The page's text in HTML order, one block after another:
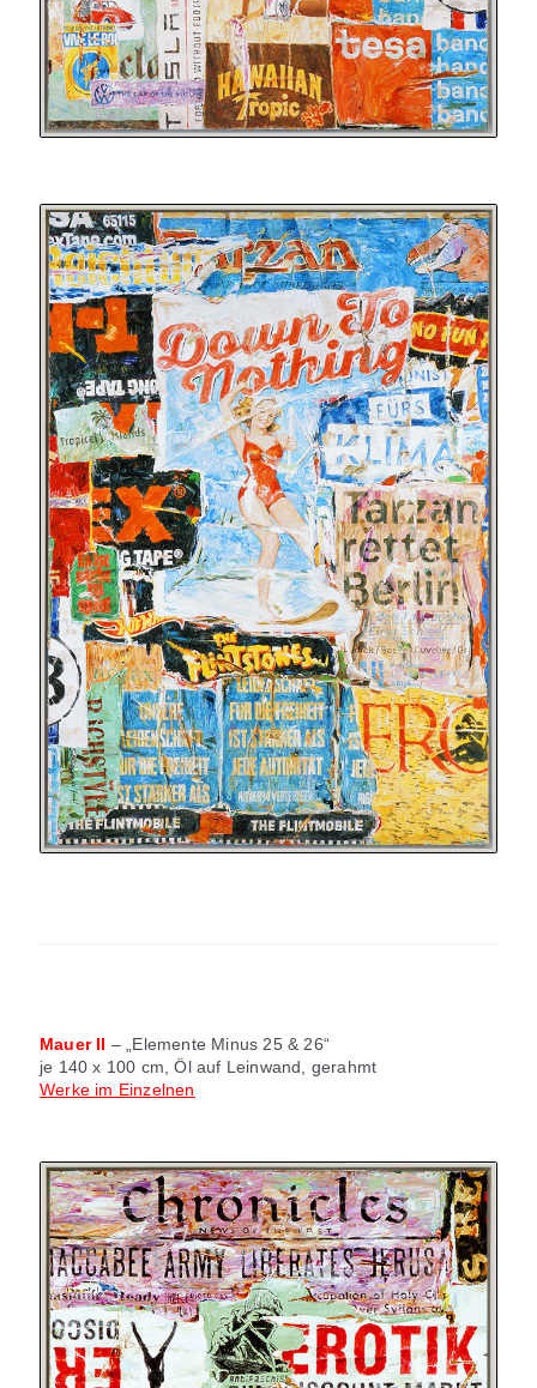
Mauer II – „Elemente Minus 25 & 26“
je 140 x 100 cm, Öl auf Leinwand, gerahmt
Werke im Einzelnen